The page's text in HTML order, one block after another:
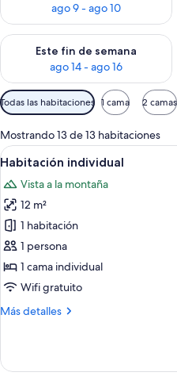
ago 9 - ago 10
Este fin de semana
ago 14 - ago 16
Consulta la disponibilidad
Filtros
disponibles
para
las
habitaciones
Todas las habitaciones 1 cama 2 camas
Mostrando 13 de 13 habitaciones
Ver
todas
las
fotos
de
Habitación
individual
6
Habitación individual
Vista a la montaña
12 m²
1 habitación
1 persona
1 cama individual
Wifi gratuito
Más detalles
Más
individual